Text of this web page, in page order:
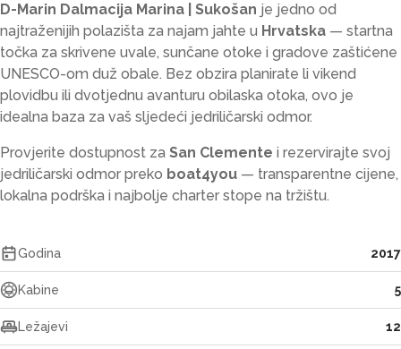
D-Marin Dalmacija Marina | Sukošan je jedno od
najtraženijih polazišta za najam jahte u Hrvatska — startna
točka za skrivene uvale, sunčane otoke i gradove zaštićene
UNESCO-om duž obale. Bez obzira planirate li vikend
plovidbu ili dvotjednu avanturu obilaska otoka, ovo je
idealna baza za vaš sljedeći jedriličarski odmor.
Provjerite dostupnost za San Clemente i rezervirajte svoj
jedriličarski odmor preko boat4you — transparentne cijene,
lokalna podrška i najbolje charter stope na tržištu.
Godina 2017
Kabine 5
Ležajevi 12